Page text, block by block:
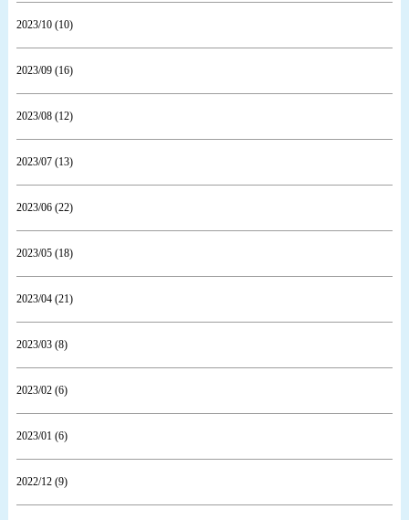
2023/10 (10)
2023/09 (16)
2023/08 (12)
2023/07 (13)
2023/06 (22)
2023/05 (18)
2023/04 (21)
2023/03 (8)
2023/02 (6)
2023/01 (6)
2022/12 (9)